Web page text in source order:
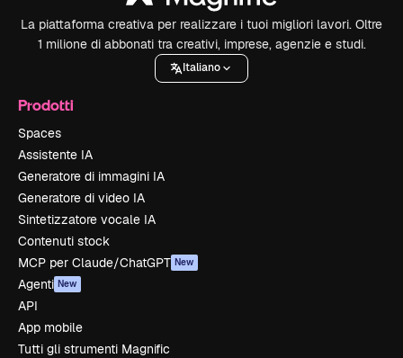
La piattaforma creativa per realizzare i tuoi migliori lavori. Oltre
1 milione di abbonati tra creativi, imprese, agenzie e studi.
Italiano
Prodotti
Spaces
Assistente IA
Generatore di immagini IA
Generatore di video IA
Sintetizzatore vocale IA
Contenuti stock
MCP per Claude/ChatGPT New
Agenti New
API
App mobile
Tutti gli strumenti Magnific